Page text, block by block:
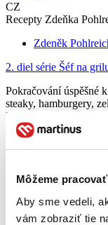
Môžeme
Aby sme vedeli,
vám zobraziť tie
CZ
Recepty Zdeňka
Zdeněk
2. diel série Šéf na
Pokračování úspěšné
steaky, hamburgery,
Poradíme vám jak
na které budete
Čítaná
Túto knihu
asi ani
na niektorých